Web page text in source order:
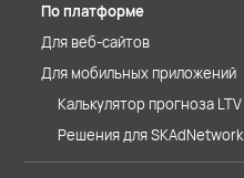
По платформе
Для веб-сайтов
Для мобильных приложений
Калькулятор прогноза LTV
Решения для SKAdNetwork